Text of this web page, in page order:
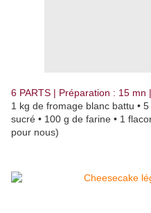
6 PARTS | Préparation : 15 mn
1 kg de fromage blanc battu •
sucré • 100 g de farine • 1
pour nous)